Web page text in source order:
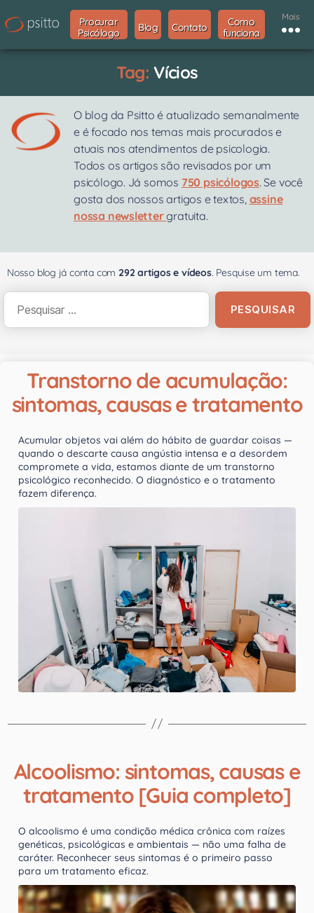
Procurar
Psicólogo
Blog Contato
Como
funciona
Mais
Tag: Vícios
O blog da Psitto é atualizado semanalmente
e é focado nos temas mais procurados e
atuais nos atendimentos de psicologia.
Todos os artigos são revisados por um
psicólogo. Já somos 750 psicólogos. Se você
gosta dos nossos artigos e textos, assine
nossa newslettergratuita.
Nosso blog já conta com 292 artigos e vídeos. Pesquise um tema.
Transtorno de acumulação:
sintomas, causas e tratamento
Acumular objetos vai além do hábito de guardar coisas —
quando o descarte causa angústia intensa e a desordem
compromete a vida, estamos diante de um transtorno
psicológico reconhecido. O diagnóstico e o tratamento
fazem diferença.
Alcoolismo: sintomas, causas e
tratamento [Guia completo]
O alcoolismo é uma condição médica crônica com raízes
genéticas, psicológicas e ambientais — não uma falha de
caráter. Reconhecer seus sintomas é o primeiro passo
para um tratamento eficaz.